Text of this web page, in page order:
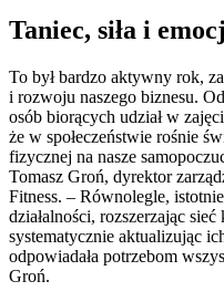
Taniec, siła i
To był bardzo aktywny rok,
i rozwoju naszego biznesu.
osób biorących udział w
że w społeczeństwie rośnie
fizycznej na nasze
Tomasz Groń, dyrektor
Fitness. – Równolegle,
działalności, rozszerzając
systematycznie aktualizując
odpowiadała potrzebom
Groń.